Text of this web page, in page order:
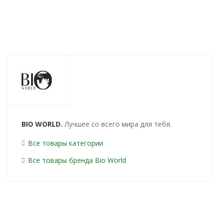
BIO WORLD. Лучшее со всего мира для тебя.
Все товары категории
Все товары бренда Bio World